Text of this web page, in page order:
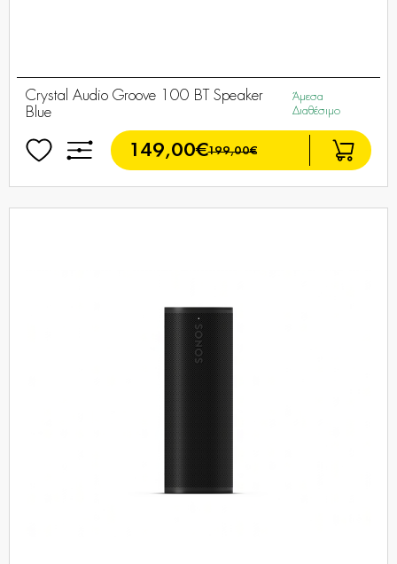
Crystal Audio Groove 100 BT Speaker
Blue
Άμεσα
Διαθέσιμο
149,00€199,00€